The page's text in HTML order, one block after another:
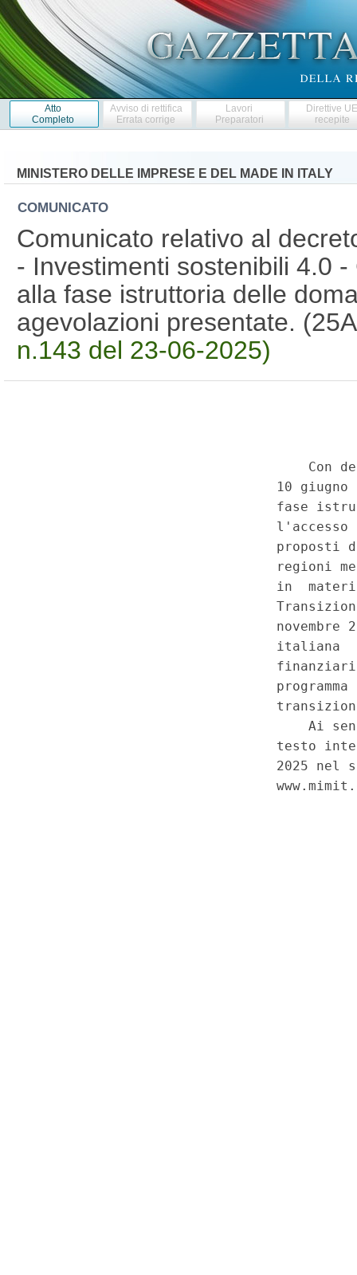
Atto
Completo
Avviso di rettifica
Errata corrige
Lavori
Preparatori
Direttive
recepite
MINISTERO DELLE IMPRESE E DEL MADE IN ITALY
COMUNICATO
Comunicato relativo al
- Investimenti sostenibili 4.0
alla fase istruttoria delle
agevolazioni presentate.
n.143 del 23-06-2025)